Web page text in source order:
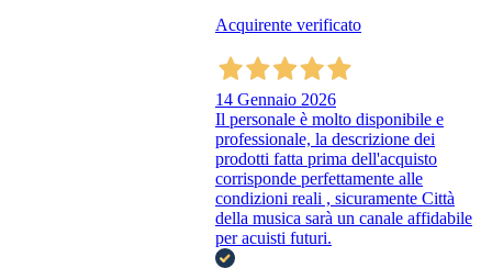
Acquirente verificato
14 Gennaio 2026
Il personale è molto disponibile e
professionale, la descrizione dei
prodotti fatta prima dell'acquisto
corrisponde perfettamente alle
condizioni reali , sicuramente Città
della musica sarà un canale affidabile
per acuisti futuri.